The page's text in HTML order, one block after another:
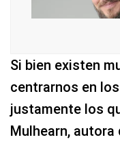
Si bien existen
centrarnos en
justamente los
Mulhearn, autora